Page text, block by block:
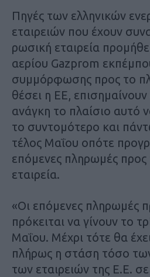
Πηγές των ελληνικών
εταιρειών που έχουν
ρωσική εταιρεία
αερίου Gazprom
συμμόρφωσης προς το
θέσει η ΕΕ,
ανάγκη το πλαίσιο αυτό
το συντομότερο και
τέλος Μαΐου οπότε
επόμενες πληρωμές προς
εταιρεία.
«Οι επόμενες πληρωμές
πρόκειται να γίνουν το
Μαΐου. Μέχρι τότε θα
πλήρως η στάση τόσο
των εταιρειών της Ε.Ε.